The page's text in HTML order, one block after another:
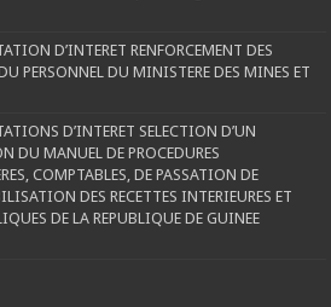
D’INTERET RENFORCEMENT DES
PERSONNEL DU MINISTERE DES MINES ET
D’INTERET SELECTION D’UN
DU MANUEL DE PROCEDURES
COMPTABLES, DE PASSATION DE
DES RECETTES INTERIEURES ET
DE LA REPUBLIQUE DE GUINEE